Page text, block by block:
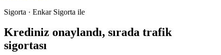
Sigorta · Enkar Sigorta ile
Krediniz onaylandı, sırada trafik
sigortası